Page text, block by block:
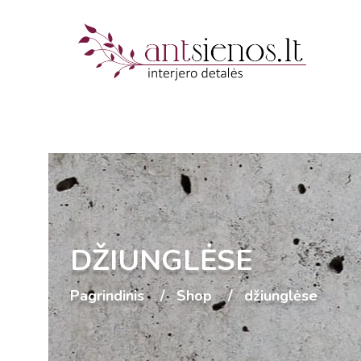
DŽIUNGLĖSE
Pagrindinis Shop džiunglėse